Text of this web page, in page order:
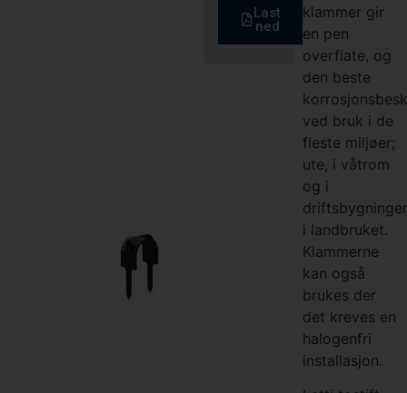
Last
ned
klammer gir
en pen
overflate, og
den beste
ved bruk i de
fleste miljøer;
ute, i våtrom
og i
i landbruket.
Klammerne
kan også
brukes der
det kreves en
halogenfri
installasjon.